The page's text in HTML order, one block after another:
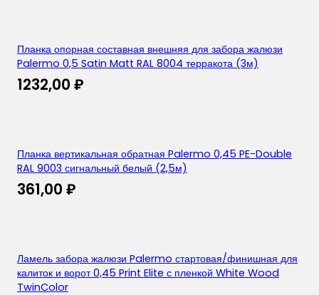
Планка опорная составная внешняя для забора жалюзи
Palermo 0,5 Satin Matt RAL 8004 терракота (3м)
1232,00 ₽
Планка вертикальная обратная Palermo 0,45 PE-Double
RAL 9003 сигнальный белый (2,5м)
361,00 ₽
Ламель забора жалюзи Palermo стартовая/финишная для
калиток и ворот 0,45 Print Elite с пленкой White Wood
TwinColor